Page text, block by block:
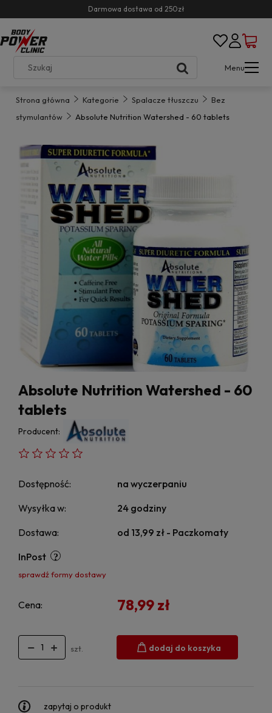
Darmowa dostawa od 250zł
Menu
Strona główna Kategorie Spalacze tłuszczu
Bez
stymulantów
Absolute Nutrition Watershed - 60 tablets
Absolute Nutrition Watershed - 60
tablets
Producent:
Dostępność:
na wyczerpaniu
Wysyłka w:
24 godziny
Dostawa:
od 13,99 zł - Paczkomaty
InPost
sprawdź formy dostawy
Cena: 78,99 zł
szt. dodaj do koszyka
zapytaj o produkt